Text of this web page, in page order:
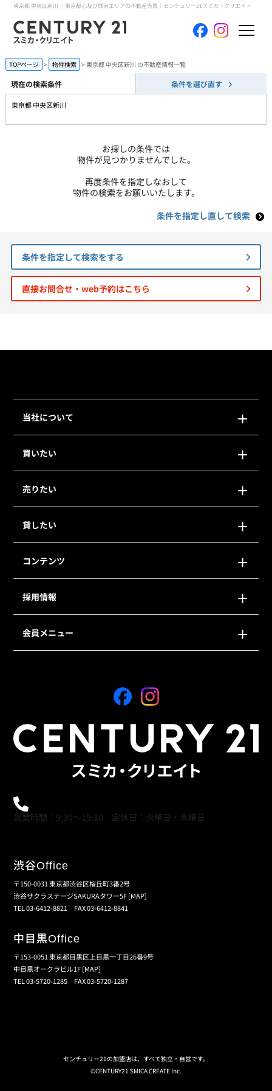
東京都 中央区新川 ｜東京都心及び城南エリアの不動産売買｜センチュリー21スミカ・クリエイト
ホーム
当社について
買いたい
売りたい
コンテンツ
会員メニュー
TOPページ 物件検索 東京都 中央区新川 の不動産情報一覧
現在の検索条件 条件を選び直す
東京都 中央区新川
お探しの条件では
物件が見つかりませんでした。
再度条件を指定しなおして
物件の検索をお願いいたします。
条件を指定し直して検索
条件を指定して検索をする
直接お問合せ・web予約はこちら
当社について
買いたい
売りたい
貸したい
コンテンツ
採用情報
会員メニュー
営業時間：9:30～19:30 定休日：火曜日・水曜日
渋谷Office
〒150-0031 東京都渋谷区桜丘町3番2号
渋谷サクラステージSAKURAタワー5F[MAP]
TEL 03-6412-8821 FAX 03-6412-8841
中目黒Office
〒153-0051 東京都目黒区上目黒一丁目26番9号
中目黒オークラビル1F[MAP]
TEL 03-5720-1285 FAX 03-5720-1287
センチュリー21の加盟店は、すべて独立・自営です。
©CENTURY21 SMICA CREATE Inc.